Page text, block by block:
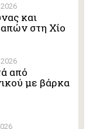
και
στη Χίο
από
με βάρκα